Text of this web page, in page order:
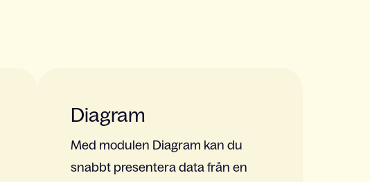
Diagram
Med modulen Diagram kan du
snabbt presentera data från en